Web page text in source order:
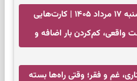
فال تاروت امروز شنبه ۱۷ مرداد ۱۴۰۵ | کارت‌هایی
کم‌کردن بار اضافه و
غم و فقر؛ وقتی راه‌ها بسته